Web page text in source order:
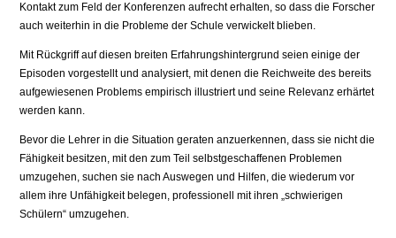
Kontakt zum Feld der Konferenzen auf­recht erhalten, so dass die Forscher
auch weiterhin in die Probleme der Schule verwickelt blieben.
Mit Rückgriff auf diesen breiten Erfahrungshintergrund seien einige der
Episoden vorgestellt und analysiert, mit denen die Reichweite des bereits
aufgewiesenen Problems empirisch illustriert und seine Relevanz erhärtet
werden kann.
Bevor die Lehrer in die Situation geraten anzuerkennen, dass sie nicht die
Fähigkeit besitzen, mit den zum Teil selbstgeschaffenen Problemen
umzuge­hen, suchen sie nach Auswegen und Hilfen, die wiederum vor
allem ihre Unfä­higkeit belegen, professionell mit ihren „schwierigen
Schülern“ umzugehen.